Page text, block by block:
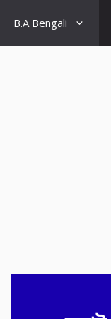
B.A Bengali